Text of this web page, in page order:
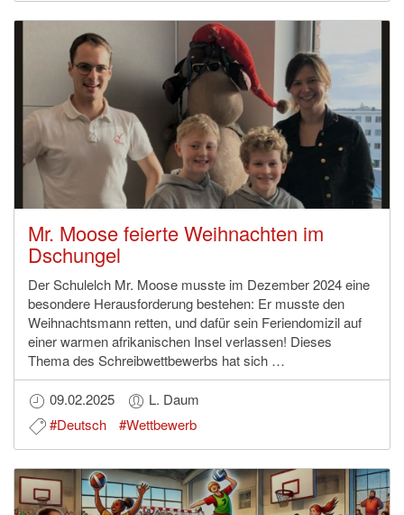
Mr. Moose feierte Weihnachten im
Dschungel
Der Schulelch Mr. Moose musste im Dezember 2024 eine
besondere Herausforderung bestehen: Er musste den
Weihnachtsmann retten, und dafür sein Feriendomizil auf
einer warmen afrikanischen Insel verlassen! Dieses
Thema des Schreibwettbewerbs hat sich …
09.02.2025
L. Daum
#Deutsch
#Wettbewerb